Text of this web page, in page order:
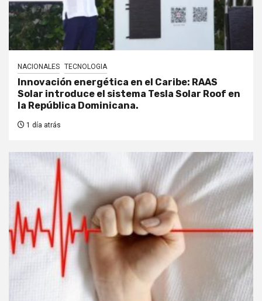
NACIONALES TECNOLOGIA
Innovación energética en el Caribe: RAAS
Solar introduce el sistema Tesla Solar Roof en
la República Dominicana.
1 día atrás